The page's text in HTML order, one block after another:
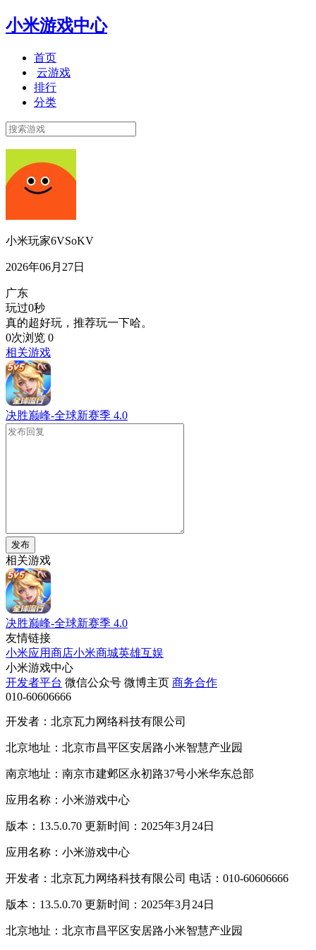
小米游戏中心
首页
云游戏
排行
分类
小米玩家6VSoKV
2026年06月27日
广东
玩过0秒
真的超好玩，推荐玩一下哈。
0次浏览 0
相关游戏
决胜巅峰-全球新赛季 4.0
发布
相关游戏
决胜巅峰-全球新赛季 4.0
友情链接
小米应用商店小米商城英雄互娱
小米游戏中心
开发者平台 微信公众号 微博主页 商务合作
010-60606666
开发者：北京瓦力网络科技有限公司
北京地址：北京市昌平区安居路小米智慧产业园
南京地址：南京市建邺区永初路37号小米华东总部
应用名称：小米游戏中心
版本：13.5.0.70 更新时间：2025年3月24日
应用名称：小米游戏中心
开发者：北京瓦力网络科技有限公司 电话：010-60606666
版本：13.5.0.70 更新时间：2025年3月24日
北京地址：北京市昌平区安居路小米智慧产业园